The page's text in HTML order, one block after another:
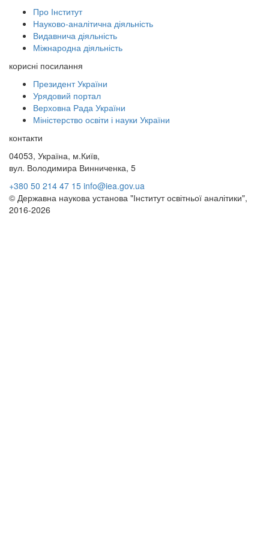
Про Інститут
Науково-аналітична діяльність
Видавнича діяльність
Міжнародна діяльність
корисні посилання
Президент України
Урядовий портал
Верховна Рада України
Міністерство освіти і науки України
контакти
04053, Україна, м.Київ,
вул. Володимира Винниченка, 5
+380 50 214 47 15 info@iea.gov.ua
© Державна наукова установа "Інститут освітньої аналітики",
2016-2026